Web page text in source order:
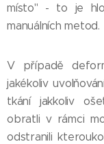
místo" - to je
manuálních metod.
V případě
jakékoliv
tkání jakkoliv
obratli v rámci
odstranili